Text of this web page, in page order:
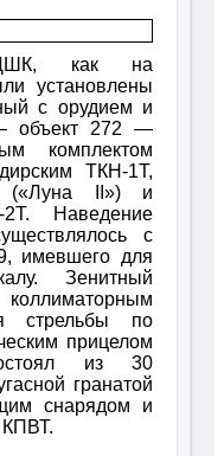
ДШК, как на
установлены
с орудием и
объект 272 —
комплектом
ТКН-1Т,
(«Луна II») и
2Т. Наведение
с
имевшего для
Зенитный
стрельбы по
прицелом
из 30
гранатой
снарядом и
КПВТ.